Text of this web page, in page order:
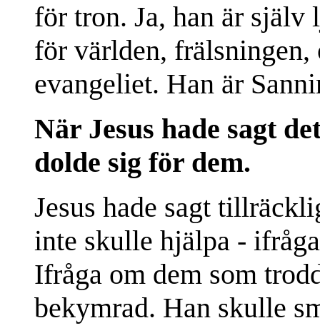
för tron. Ja, han är själv
för världen, frälsningen,
evangeliet. Han är
När Jesus hade sagt
dolde sig för dem.
Jesus hade sagt
inte skulle hjälpa -
Ifråga om dem som
bekymrad. Han skulle